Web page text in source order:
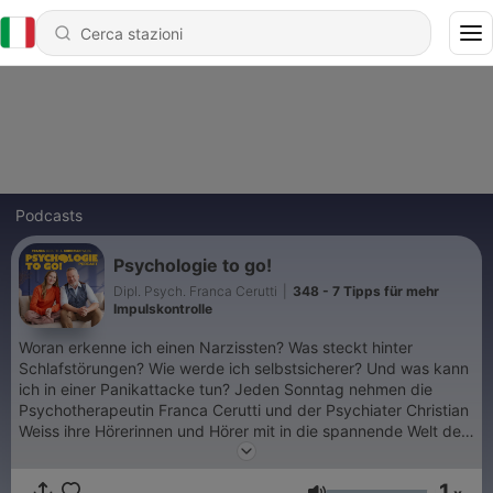
Podcasts
Psychologie to go!
Dipl. Psych. Franca Cerutti
348 - 7 Tipps für mehr
Impulskontrolle
Woran erkenne ich einen Narzissten? Was steckt hinter
Schlafstörungen? Wie werde ich selbstsicherer? Und was kann
ich in einer Panikattacke tun? Jeden Sonntag nehmen die
Psychotherapeutin Franca Cerutti und der Psychiater Christian
Weiss ihre Hörerinnen und Hörer mit in die spannende Welt der
Psychologie. Sie greifen auf, was Menschen wirklich bewegt –